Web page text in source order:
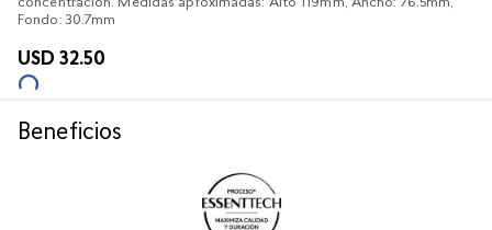
concentración. Medidas aproximadas: Alto 119mm, Ancho: 76.5mm,
Fondo: 30.7mm
USD 32.50
Beneficios